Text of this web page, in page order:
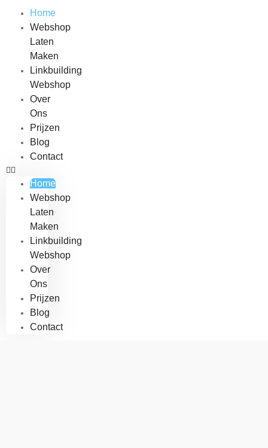
Home
Webshop
Laten
Maken
Linkbuilding
Webshop
Over
Ons
Prijzen
Blog
Contact
Home
Webshop
Laten
Maken
Linkbuilding
Webshop
Over
Ons
Prijzen
Blog
Contact